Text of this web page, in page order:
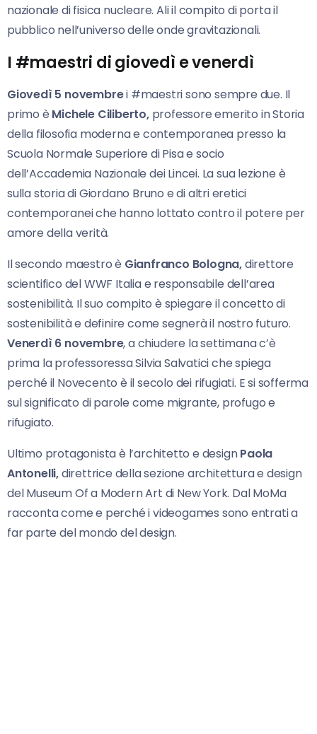
nazionale di fisica nucleare. Ali il compito di porta il
pubblico nell’universo delle onde gravitazionali.
I #maestri di giovedì e venerdì
Giovedì 5 novembrei #maestri sono sempre due. Il
primo è Michele Ciliberto,professore emerito in Storia
della filosofia moderna e contemporanea presso la
Scuola Normale Superiore di Pisa e socio
dell’Accademia Nazionale dei Lincei. La sua lezione è
sulla storia di Giordano Bruno e di altri eretici
contemporanei che hanno lottato contro il potere per
amore della verità.
Il secondo maestro è Gianfranco Bologna,direttore
scientifico del WWF Italia e responsabile dell’area
sostenibilità. Il suo compito è spiegare il concetto di
sostenibilità e definire come segnerà il nostro futuro.
Venerdì 6 novembre, a chiudere la settimana c’è
prima la professoressa Silvia Salvatici che spiega
perché il Novecento è il secolo dei rifugiati. E si sofferma
sul significato di parole come migrante, profugo e
rifugiato.
Ultimo protagonista è l’architetto e designPaola
Antonelli,direttrice della sezione architettura e design
del Museum Of a Modern Art di New York. Dal MoMa
racconta come e perché i videogames sono entrati a
far parte del mondo del design.